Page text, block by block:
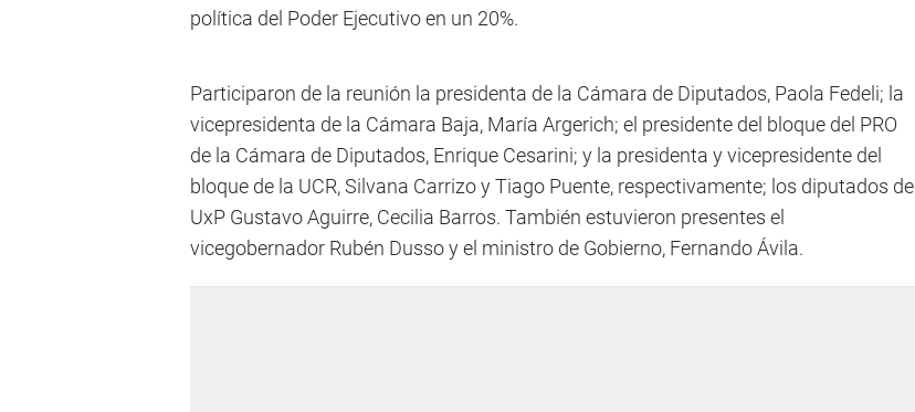
política del Poder Ejecutivo en un 20%.
Participaron de la reunión la presidenta de la Cámara de Diputados, Paola Fedeli; la
vicepresidenta de la Cámara Baja, María Argerich; el presidente del bloque del PRO
de la Cámara de Diputados, Enrique Cesarini; y la presidenta y vicepresidente del
bloque de la UCR, Silvana Carrizo y Tiago Puente, respectivamente; los diputados de
UxP Gustavo Aguirre, Cecilia Barros. También estuvieron presentes el
vicegobernador Rubén Dusso y el ministro de Gobierno, Fernando Ávila.